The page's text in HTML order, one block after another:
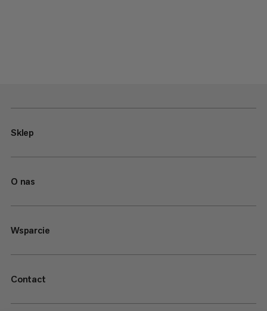
Sklep
O nas
Wsparcie
Contact